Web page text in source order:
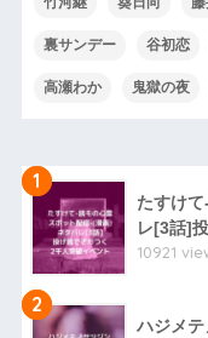
裏サンデー 谷初恋
高瀬わか 鬼獄の夜
1
たすけ
レ[3話]
10921
2
ハジメ